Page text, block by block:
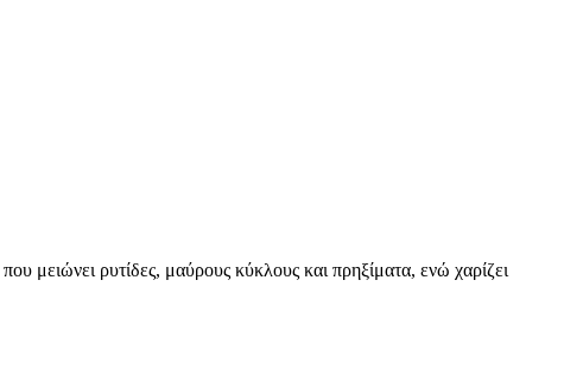
που μειώνει ρυτίδες, μαύρους κύκλους και πρηξίματα, ενώ χαρίζει